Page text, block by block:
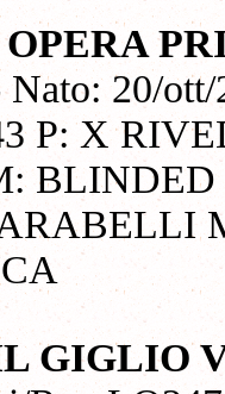
OPERA
20/
P: X
GIGLIO